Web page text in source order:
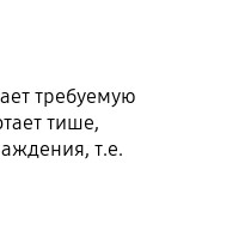
требуемую
тише,
т.е.